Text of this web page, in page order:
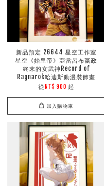
新品預定 26644 星空工作室
星空《始皇帝》亞當呂布嬴政
終末的女武神Record of
Ragnarok哈迪斯動漫裝飾畫
從 NT$ 900 起
加入購物車